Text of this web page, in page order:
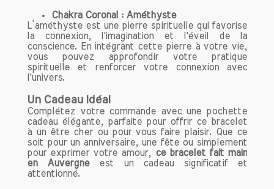
soutien précieux pour ceux qui souffrent
de troubles du rythme cardiaque ou qui
souhaitent simplement maintenir leur
santé cardiaque.
Les problèmes de vision peuvent être
préoccupants. L'aventurine est réputée
pour réguler ces problèmes. En plus de
son utilisation en tant que pierre de
guérison, vous pouvez placer
l'aventurine près des yeux lors de
Chakra Coronal : Améthyste
L’améthyste est une pierre spirituelle qui favorise
la connexion, l'imagination et l'éveil de la
conscience. En intégrant cette pierre à votre vie,
vous pouvez approfondir votre pratique
spirituelle et renforcer votre connexion avec
l'univers.
Un Cadeau Idéal
Complétez votre commande avec une pochette
cadeau élégante, parfaite pour offrir ce bracelet
à un être cher ou pour vous faire plaisir. Que ce
soit pour un anniversaire, une fête ou simplement
pour exprimer votre amour, ce bracelet fait main
en Auvergneest un cadeau significatif et
attentionné.